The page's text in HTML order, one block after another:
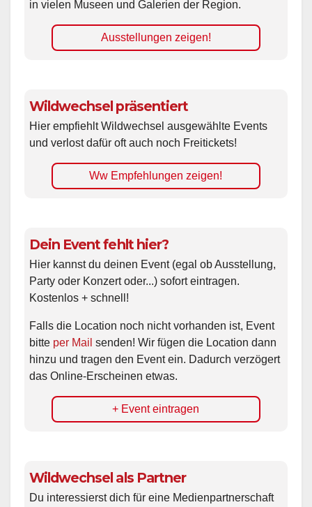
in vielen Museen und Galerien der Region.
Ausstellungen zeigen!
Wildwechsel präsentiert
Hier empfiehlt Wildwechsel ausgewählte Events
und verlost dafür oft auch noch Freitickets!
Ww Empfehlungen zeigen!
Dein Event fehlt hier?
Hier kannst du deinen Event (egal ob Ausstellung,
Party oder Konzert oder...) sofort eintragen.
Kostenlos + schnell!
Falls die Location noch nicht vorhanden ist, Event
bitte per Mail senden! Wir fügen die Location dann
hinzu und tragen den Event ein. Dadurch verzögert
das Online-Erscheinen etwas.
+ Event eintragen
Wildwechsel als Partner
Du interessierst dich für eine Medienpartnerschaft